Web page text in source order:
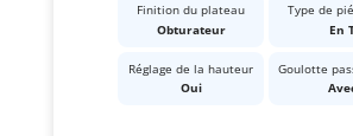
Finition du plateau
Obturateur
Type de
En
Réglage de la hauteur
Oui
Goulotte